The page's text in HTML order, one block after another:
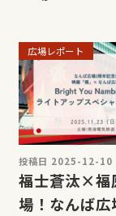
広場レポート
投稿日 2025-12-10
福士蒼汰×福
場！なんば広